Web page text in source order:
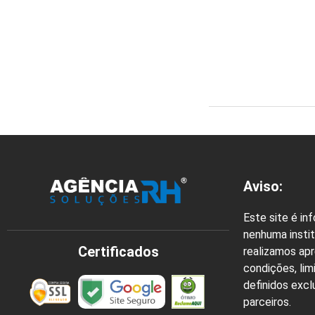
Certificados
Aviso:
Este site é
nenhuma
realizamos
condições,
definidos
parceiros.